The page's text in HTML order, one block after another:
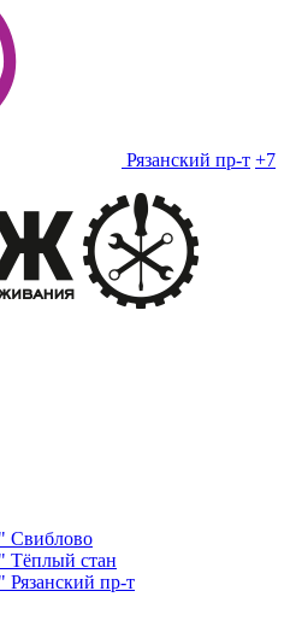
Рязанский пр-т +7
Свиблово
Тёплый стан
Рязанский пр-т